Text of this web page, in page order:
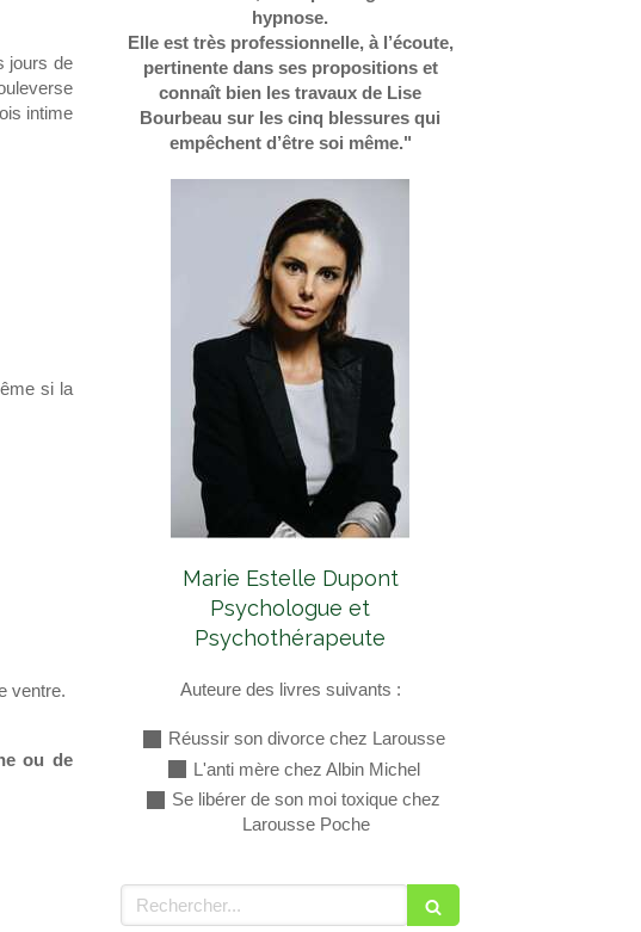
jours de
intime
si la
ventre.
ou de
hypnose.
Elle est très professionnelle, à l’écoute,
pertinente dans ses propositions et
connaît bien les travaux de Lise
Bourbeau sur les cinq blessures qui
empêchent d’être soi même."
Marie Estelle Dupont
Psychologue et
Psychothérapeute
Auteure des livres suivants :
Réussir son divorce chez Larousse
L'anti mère chez Albin Michel
Se libérer de son moi toxique chez
Larousse Poche
Rechercher